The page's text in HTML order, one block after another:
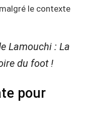
le contexte
Lamouchi : La
du foot !
pour